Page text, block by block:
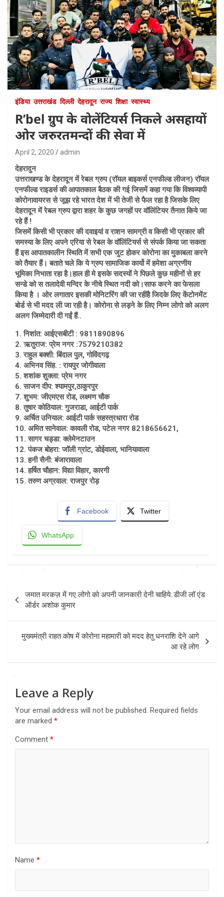
इंडिया उत्तराखंड दिल्ली देहरादून राज्य शिक्षा स्वास्थ्य
R’bel ग्रुप के वोलेंटियर्स निकले असहायों
ओर जरुरतमन्दों की सेवा में
April 2, 2020 admin
देहरादुन
उत्तराखण्ड के देहरादून में रेबल ग्रुप (रॉयल बाइकर्स एनफील्ड लीजन) रॉयल
एनफील्ड राइडर्स की आपातकाल बैठक की गई जिसमें कहा गया कि विश्वव्यापी
कोरोनावायरस से जूझ रहे भारत देश में भी तेजी से फैल रहा है जिसके लिए
देहरादून में रेबल ग्रुप द्वारा शहर के कुछ जगहों पर वॉलिंटियर तैनात किये जा
रहे हैं !
जिसमें किसी भी प्रकार की दवाइयां व राशन सामग्री व किसी भी प्रकार की
समस्या के लिए अपने एरिया से रेबल के वॉलिंटियर्स से संपर्क किया जा सकता
हैं इस आपातकालीन स्थिति में सभी एक जुट होकर कोरोना का मुकाबला करने
को तैयार हैं। बताते चले कि ये ग्रुप सामाजिक कार्यो में हमेशा अग्रणीय
भूमिका निभाता रहा है।हाल ही मे इसके सदस्यों ने पिछले कुछ महीनों से हर
सन्डे को स तलादेवी मन्दिर के नीचे स्थित नदी को।साफ करने का फेसला
किया है । ओर लगातार इसकी मोनिटरिंग की जा रहींहै जिदके लिए केंटोनमेंट
बोर्ड से भी मदद ली जा रही है। कोरोना से लड़ने के लिए निम्न लोगो को अलग
अलग जिम्मेदारी दी गईं हैं..
1. निशांत: आईएसबीटी : 9811890896
2. ऋतुराज: प्रेम नगर :7579210382
3. राहुल बक्शी: बिंदाल पुल, गोविंदगढ़
4. अभिनव सिंह. : रायपुर जोगीवाला
5. शशांक शुक्ला: प्रेम नगर
6. साजन दीप: श्यामपुर,ठाकुरपुर
7. शुभम: जीएमएस रोड, लक्ष्मण चौक
8. तुषार कोठियाल: गुजराडा, आईटी पार्क
9. अर्चित उनियाल: आईटी पार्क सहस्त्रधारा रोड
10. अमित सानेवाल: कावली रोड, पटेल नगर 8218656621,
11. सागर चड्डा: क्लेमेनटाउन
12. पंकज बोहरा: जॉली ग्रांट, डोईवाला, भानियावाला
13. हनी सैनी: बंजारावाला
14. हर्षित चौहान: विद्या विहार, कारगी
15. तरुण अग्रवाल: राजपुर रोड़
Facebook Twitter
WhatsApp
navigation
जमात मरकज़ में गए लोगो को अपनी जानकारी देनी चाहिये..डीजी लॉ एंड
ऑर्डर अशोक कुमार
मुख्यमंत्री राहत कोष में कोरोना महामारी को मदद हेतु धनराशि देने आगे
आ रहे लोग
Leave a Reply
Your email address will not be published. Required fields
are marked *
Comment *
Name *